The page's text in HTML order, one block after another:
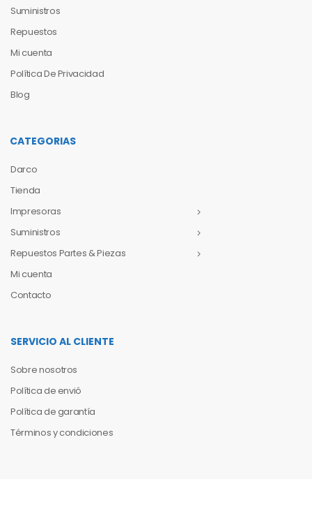
Suministros
Repuestos
Mi cuenta
Política De Privacidad
Blog
CATEGORIAS
Darco
Tienda
Impresoras
Suministros
Repuestos Partes & Piezas
Mi cuenta
Contacto
SERVICIO AL CLIENTE
Sobre nosotros
Política de envió
Política de garantía
Términos y condiciones